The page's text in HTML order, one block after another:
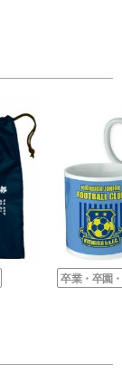
卒業・卒園